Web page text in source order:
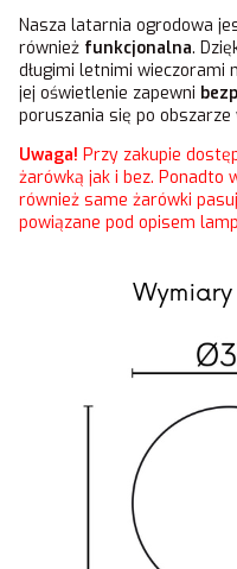
Nasza latarnia ogrodowa
również funkcjonalna.
długimi letnimi wieczorami
jej oświetlenie zapewni
poruszania się po obszarze
Uwaga! Przy zakupie
żarówką jak i bez. Ponadto
również same żarówki
powiązane pod opisem